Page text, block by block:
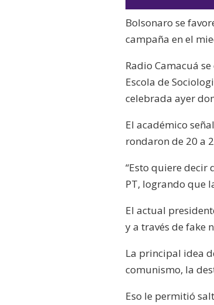
Bolsonaro se
campaña en el
Radio Camacuá
Escola de
celebrada ayer
El académico
rondaron de 20 a
“Esto quiere decir
PT, logrando que
El actual
y a través de fake
La principal idea
comunismo, la
Eso le permitió